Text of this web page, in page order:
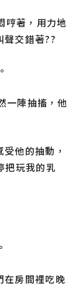
哼著，用力地
聲交錯著??
一陣抽搐，他
他的抽動，
把玩我的乳
在房間裡吃晚